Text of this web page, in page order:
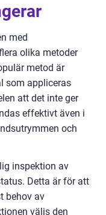
med
olika metoder
metod är
som appliceras
att det inte ger
effektivt även i
och
inspektion av
Detta är för att
behov av
väljs den